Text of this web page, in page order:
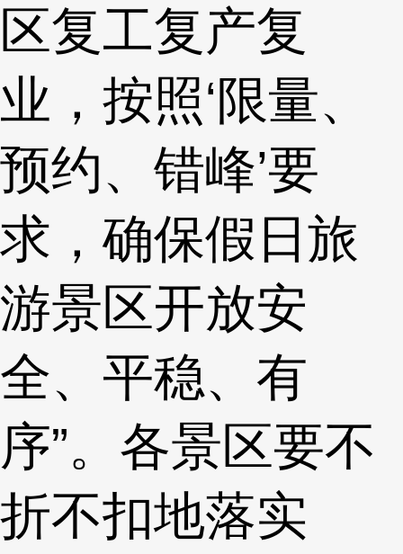
区复工复产复
业，按照‘限量、
预约、错峰’要
求，确保假日旅
游景区开放安
全、平稳、有
序”。各景区要不
折不扣地落实